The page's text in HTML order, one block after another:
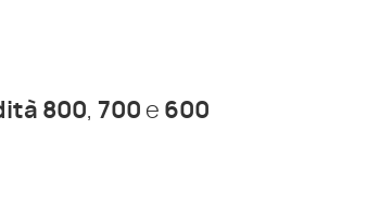
800 700 e 600